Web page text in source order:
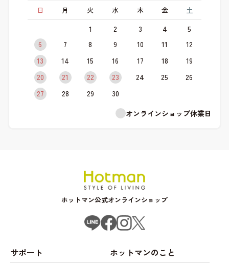
日
月 火 水 木 金 土
1 2 3 4
5
6
7 8 9 10 11
12
13
14 15 16 17 18
19
20
21 22 23 24 25
26
27
28 29
30
オンラインショップ休業日
ホットマン公式オンラインショップ
サポート ホットマンのこと